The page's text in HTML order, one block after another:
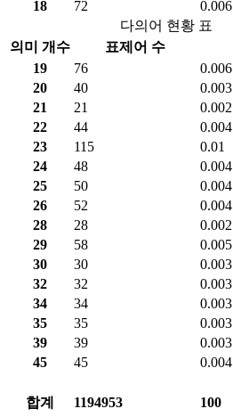
18
72
0.006
다의어 현황 표
의미 개수
표제어 수
19
76
0.006
20
40
0.003
21
21
0.002
22
44
0.004
23
115
0.01
24
48
0.004
25
50
0.004
26
52
0.004
28
28
0.002
29
58
0.005
30
30
0.003
32
32
0.003
34
34
0.003
35
35
0.003
39
39
0.003
45
45 0.004
합계 1194953 100